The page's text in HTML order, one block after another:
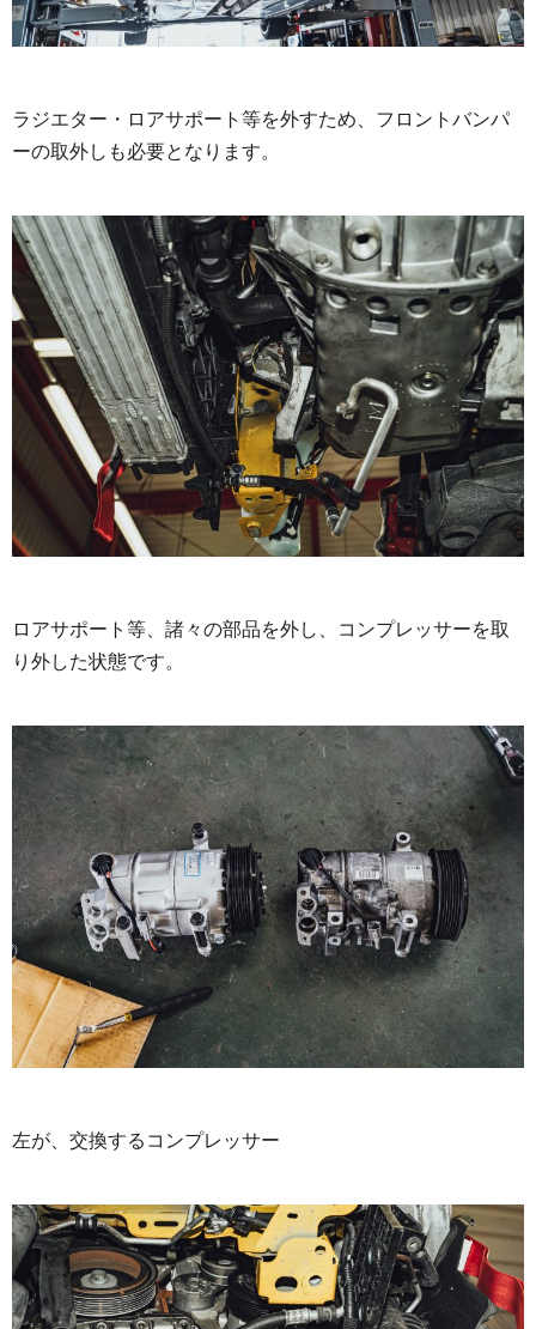
ラジエター・ロアサポート等を外すため、フロントバンパ
ーの取外しも必要となります。
ロアサポート等、諸々の部品を外し、コンプレッサーを取
り外した状態です。
左が、交換するコンプレッサー